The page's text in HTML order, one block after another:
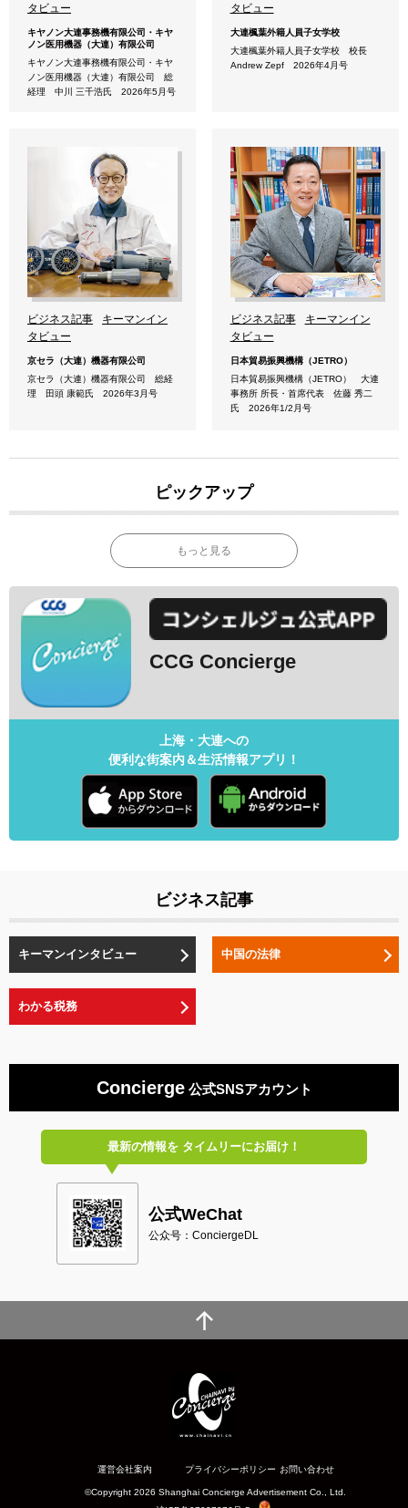
タビュー
キヤノン大連事務機有限公司・キヤ
ノン医用機器（大連）有限公司
キヤノン大連事務機有限公司・キヤ
ノン医用機器（大連）有限公司 総
経理 中川 三千浩氏 2026年5月号
タビュー
大連楓葉外籍人員子女学校
大連楓葉外籍人員子女学校 校長
Andrew Zepf 2026年4月号
ビジネス記事
キーマンイン
タビュー
京セラ（大連）機器有限公司
京セラ（大連）機器有限公司 総経
理 田頭 康範氏 2026年3月号
ビジネス記事
キーマンイン
タビュー
日本貿易振興機構（JETRO）
日本貿易振興機構（JETRO） 大連
事務所 所長・首席代表 佐藤 秀二
氏 2026年1/2月号
ピックアップ
もっと見る
CCG Concierge
上海・大連への
便利な街案内＆生活情報アプリ！
ビジネス記事
キーマンインタビュー 中国の法律
わかる税務
Concierge公式SNSアカウント
最新の情報をタイムリーにお届け！
公式WeChat
公众号：ConciergeDL
運営会社案内 プライバシーポリシー お問い合わせ
©Copyright 2026 Shanghai Concierge Advertisement Co., Ltd.